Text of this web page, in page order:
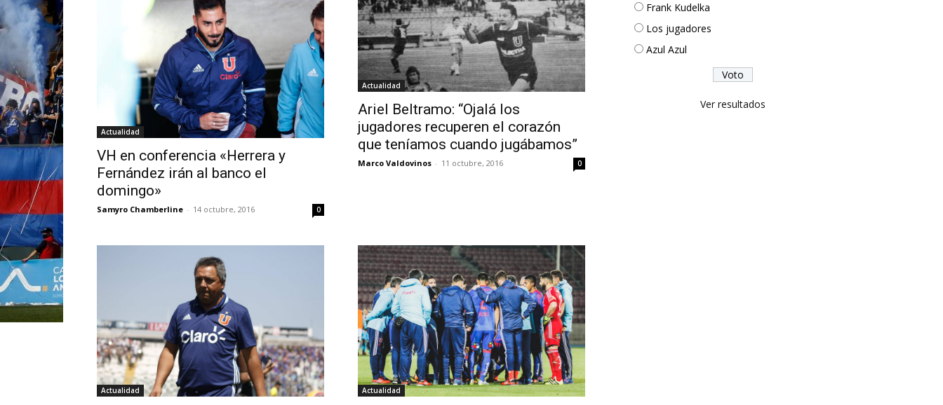
Actualidad
VH en conferencia «Herrera y
Fernández irán al banco el
domingo»
Samyro Chamberline - 14 octubre, 2016 0
Actualidad
Ariel Beltramo: “Ojalá los
jugadores recuperen el corazón
que teníamos cuando jugábamos”
Marco Valdovinos - 11 octubre, 2016 0
Actualidad Actualidad
Frank Kudelka
Los jugadores
Azul Azul
Ver resultados